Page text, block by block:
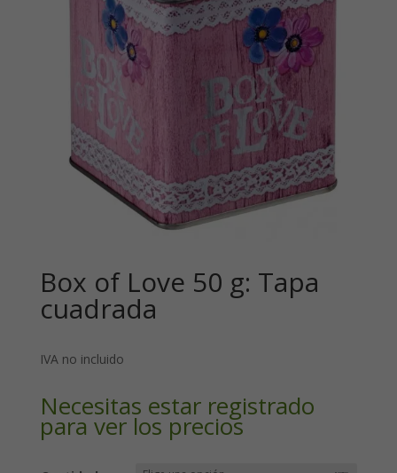
Box of Love 50 g: Tapa
cuadrada
IVA no incluido
Necesitas estar registrado
para ver los precios